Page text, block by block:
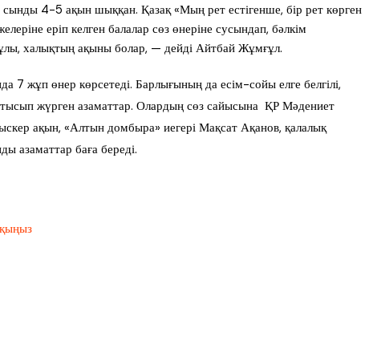
4-5 ақын шыққан. Қазақ «Мың рет естігенше, бір рет көрген
еріп келген балалар сөз өнеріне сусындап, бәлкім
халықтың ақыны болар, — дейді Айтбай Жұмғұл.
7 жұп өнер көрсетеді. Барлығының да есім-сойы елге белгілі,
жүрген азаматтар. Олардың сөз сайысына ҚР Мәдениет
ақын, «Алтын домбыра» иегері Мақсат Ақанов, қалалық
азаматтар баға береді.